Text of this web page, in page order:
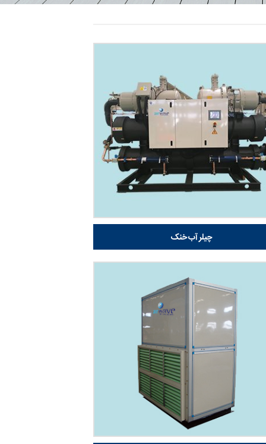
چیلر آب خنک